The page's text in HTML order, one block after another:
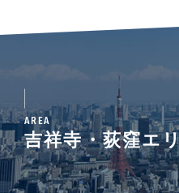
AREA
吉祥寺・荻窪エ